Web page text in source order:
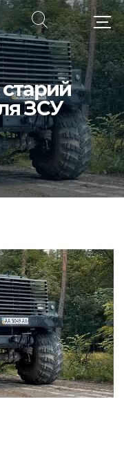
ЗСУ